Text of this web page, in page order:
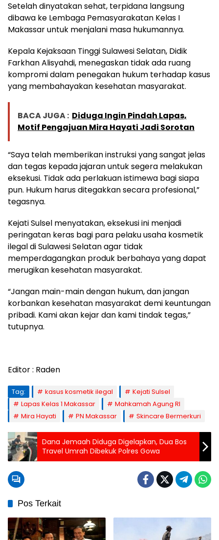
Setelah dinyatakan sehat, terpidana langsung
dibawa ke Lembaga Pemasyarakatan Kelas I
Makassar untuk menjalani masa hukumannya.
Kepala Kejaksaan Tinggi Sulawesi Selatan, Didik
Farkhan Alisyahdi, menegaskan tidak ada ruang
kompromi dalam penegakan hukum terhadap kasus
yang membahayakan kesehatan masyarakat.
BACA JUGA : Diduga Ingin Pindah Lapas,
Motif Pengajuan Mira Hayati Jadi Sorotan
“Saya telah memberikan instruksi yang sangat jelas
dan tegas kepada jajaran untuk segera melakukan
eksekusi. Tidak ada perlakuan istimewa bagi siapa
pun. Hukum harus ditegakkan secara profesional,”
tegasnya.
Kejati Sulsel menyatakan, eksekusi ini menjadi
peringatan keras bagi para pelaku usaha kosmetik
ilegal di Sulawesi Selatan agar tidak
memperdagangkan produk berbahaya yang dapat
merugikan kesehatan masyarakat.
“Jangan main-main dengan hukum, dan jangan
korbankan kesehatan masyarakat demi keuntungan
pribadi. Kami akan kejar dan kami tindak tegas,”
tutupnya.
Editor : Raden
Tag: kasus kosmetik ilegal
Kejati Sulsel
Lapas Kelas 1 Makassar
Mahkamah Agung RI
Mira Hayati
PN Makassar Skincare Bermerkuri
Dana Jemaah Diduga Digelapkan, Dua Bos
Travel Umrah Dibekuk Polres Gowa
Pos Terkait